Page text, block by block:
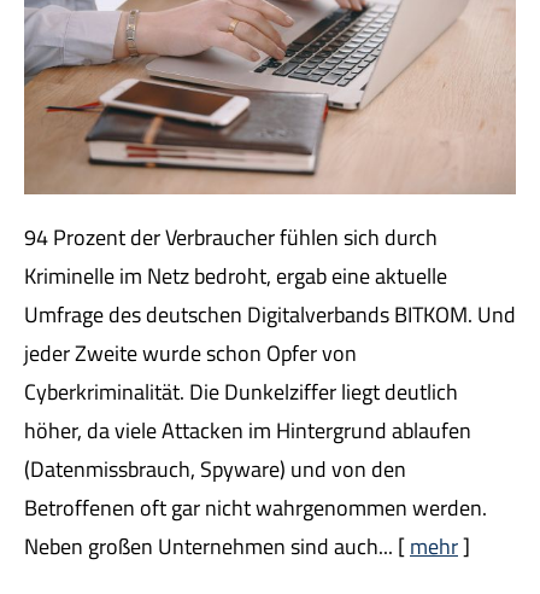
94 Prozent der Verbraucher fühlen sich durch
Kriminelle im Netz bedroht, ergab eine aktuelle
Umfrage des deutschen Digitalverbands BITKOM. Und
jeder Zweite wurde schon Opfer von
Cyberkriminalität. Die Dunkelziffer liegt deutlich
höher, da viele Attacken im Hintergrund ablaufen
(Datenmissbrauch, Spyware) und von den
Betroffenen oft gar nicht wahrgenommen werden.
Neben großen Unternehmen sind auch... [mehr]